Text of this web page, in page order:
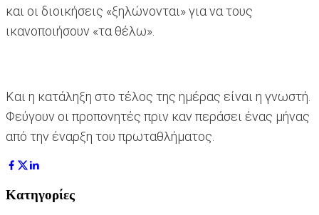
και οι διοικήσεις «ξηλώνονται» για να τους
ικανοποιήσουν «τα θέλω».
Και η κατάληξη στο τέλος της ημέρας είναι η γνωστή.
Φεύγουν οι προπονητές πριν καν περάσει ένας μήνας
από την έναρξη του πρωταθλήματος.
Κατηγορίες